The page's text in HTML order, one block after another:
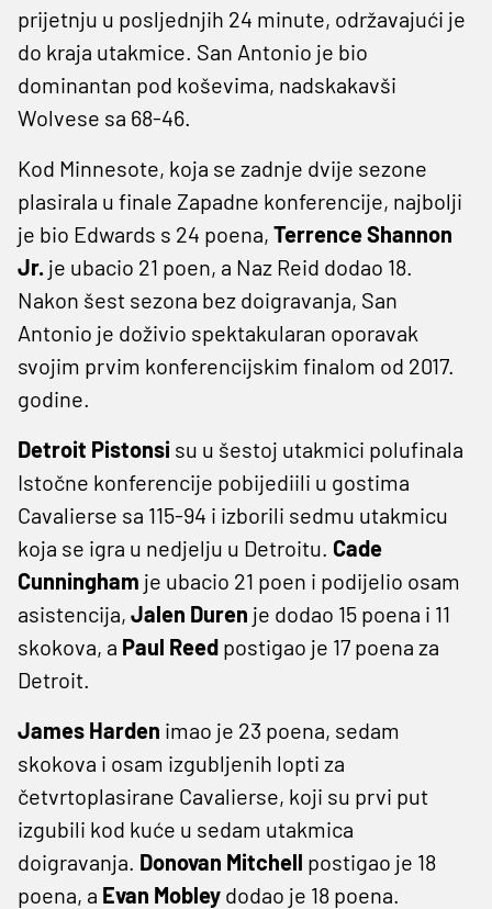
prijetnju u posljednjih 24 minute, održavajući je
do kraja utakmice. San Antonio je bio
dominantan pod koševima, nadskakavši
Wolvese sa 68-46.
Kod Minnesote, koja se zadnje dvije sezone
plasirala u finale Zapadne konferencije, najbolji
je bio Edwards s 24 poena, Terrence Shannon
Jr. je ubacio 21 poen, a Naz Reid dodao 18.
Nakon šest sezona bez doigravanja, San
Antonio je doživio spektakularan oporavak
svojim prvim konferencijskim finalom od 2017.
godine.
Detroit Pistonsi su u šestoj utakmici polufinala
Istočne konferencije pobijediili u gostima
Cavalierse sa 115-94 i izborili sedmu utakmicu
koja se igra u nedjelju u Detroitu. Cade
Cunningham je ubacio 21 poen i podijelio osam
asistencija, Jalen Duren je dodao 15 poena i 11
skokova, a Paul Reed postigao je 17 poena za
Detroit.
James Harden imao je 23 poena, sedam
skokova i osam izgubljenih lopti za
četvrtoplasirane Cavalierse, koji su prvi put
izgubili kod kuće u sedam utakmica
doigravanja. Donovan Mitchell postigao je 18
poena, a Evan Mobley dodao je 18 poena.